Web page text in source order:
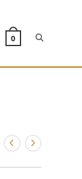
0 Alternar
la